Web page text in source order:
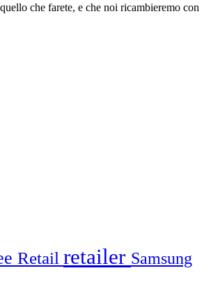
che farete, e che noi ricambieremo con
Retail retailer Samsung